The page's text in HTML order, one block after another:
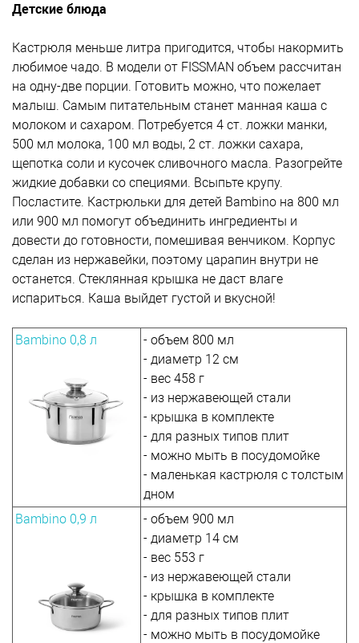
Детские блюда
Кастрюля меньше литра пригодится, чтобы накормить
любимое чадо. В модели от FISSMAN объем рассчитан
на одну-две порции. Готовить можно, что пожелает
малыш. Самым питательным станет манная каша с
молоком и сахаром. Потребуется 4 ст. ложки манки,
500 мл молока, 100 мл воды, 2 ст. ложки сахара,
щепотка соли и кусочек сливочного масла. Разогрейте
жидкие добавки со специями. Всыпьте крупу.
Посластите. Кастрюльки для детей Bambino на 800 мл
или 900 мл помогут объединить ингредиенты и
довести до готовности, помешивая венчиком. Корпус
сделан из нержавейки, поэтому царапин внутри не
останется. Стеклянная крышка не даст влаге
испариться. Каша выйдет густой и вкусной!
Bambino 0,8 л
- объем 800 мл
- диаметр 12 см
- вес 458 г
- из нержавеющей стали
- крышка в комплекте
- для разных типов плит
- можно мыть в посудомойке
- маленькая кастрюля с толстым
дном
Bambino 0,9 л
- объем 900 мл
- диаметр 14 см
- вес 553 г
- из нержавеющей стали
- крышка в комплекте
- для разных типов плит
- можно мыть в посудомойке